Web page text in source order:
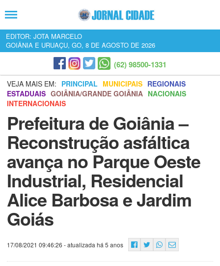
EDITOR: JOTA MARCELO
GOIÂNIA E URUAÇU, GO, 8 DE AGOSTO DE 2026
(62) 98500-1331
VEJA MAIS EM: PRINCIPAL MUNICIPAIS REGIONAIS
ESTADUAIS GOIÂNIA/GRANDE GOIÂNIA NACIONAIS
INTERNACIONAIS
Prefeitura de Goiânia –
Reconstrução asfáltica
avança no Parque Oeste
Industrial, Residencial
Alice Barbosa e Jardim
Goiás
17/08/2021 09:46:26 - atualizada há 5 anos